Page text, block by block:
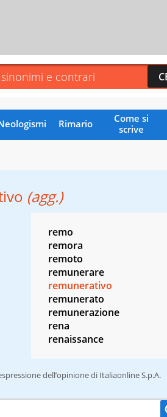
Rimario
Come si
scrive
(agg.)
remo
remora
remoto
remunerare
remunerativo
remunerato
remunerazione
rena
renaissance
dell’opinione di Italiaonline S.p.A.